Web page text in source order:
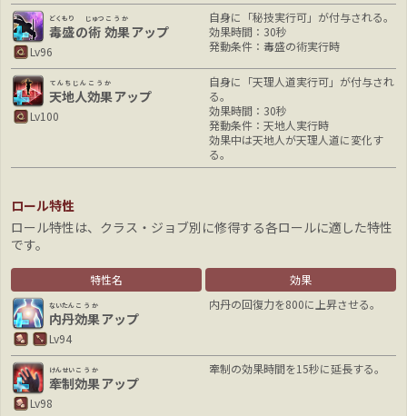
毒盛
どくもり
の術
じゅつ
効果
こうか
アップ
Lv96
自身に「秘技実行可」が付与される。
効果時間：30秒
発動条件：毒盛の術実行時
天地人
てんちじん
効果
こうか
アップ
Lv100
自身に「天理人道実行可」が付与され
る。
効果時間：30秒
発動条件：天地人実行時
効果中は天地人が天理人道に変化す
る。
ロール特性
ロール特性は、クラス・ジョブ別に修得する各ロールに適した特性
です。
特性名 効果
内丹
ないたん
効果
こうか
アップ
Lv94
内丹の回復力を800に上昇させる。
牽制
けんせい
効果
こうか
アップ
Lv98
牽制の効果時間を15秒に延長する。